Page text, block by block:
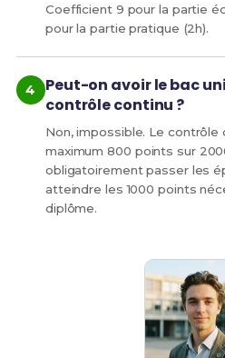
Coefficient 9 pour la partie
pour la partie pratique (2h).
Peut-on avoir le bac
contrôle continu ?
Non, impossible. Le
maximum 800 points sur
obligatoirement passer les
atteindre les 1000 points
diplôme.